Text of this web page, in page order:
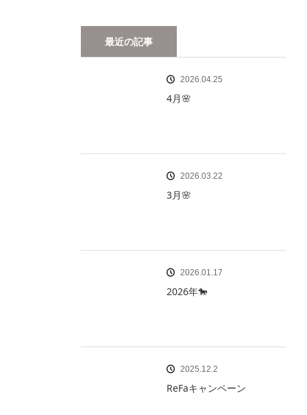
最近の記事
2026.04.25
4月🌸
2026.03.22
3月🌸
2026.01.17
2026年🐎
2025.12.2
ReFaキャンペーン